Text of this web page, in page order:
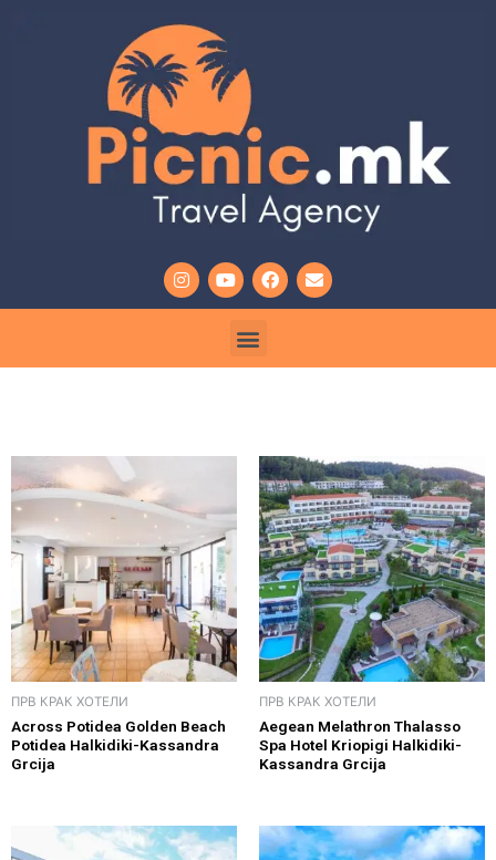
ПРВ КРАК ХОТЕЛИ
Across Potidea Golden Beach
Potidea Halkidiki-Kassandra
Grcija
ПРВ КРАК ХОТЕЛИ
Aegean Melathron Thalasso
Spa Hotel Kriopigi Halkidiki-
Kassandra Grcija